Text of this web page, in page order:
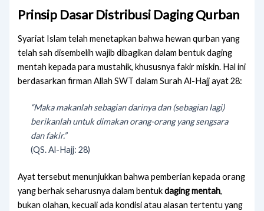
Prinsip Dasar Distribusi Daging Qurban
Syariat Islam telah menetapkan bahwa hewan qurban yang
telah sah disembelih wajib dibagikan dalam bentuk daging
mentah kepada para mustahik, khususnya fakir miskin. Hal ini
berdasarkan firman Allah SWT dalam Surah Al-Hajj ayat 28:
“Maka makanlah sebagian darinya dan (sebagian lagi)
berikanlah untuk dimakan orang-orang yang sengsara
dan fakir.”
(QS. Al-Hajj: 28)
Ayat tersebut menunjukkan bahwa pemberian kepada orang
yang berhak seharusnya dalam bentukdaging mentah,
bukan olahan, kecuali ada kondisi atau alasan tertentu yang